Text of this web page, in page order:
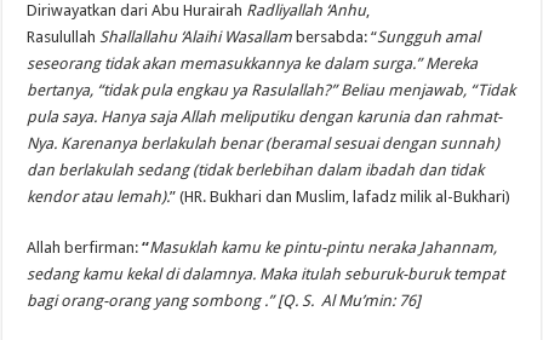
Diriwayatkan dari Abu Hurairah Radliyallah ‘Anhu,
Rasulullah Shallallahu ‘Alaihi Wasallam bersabda: “Sungguh amal
seseorang tidak akan memasukkannya ke dalam surga.” Mereka
bertanya, “tidak pula engkau ya Rasulallah?” Beliau menjawab, “Tidak
pula saya. Hanya saja Allah meliputiku dengan karunia dan rahmat-
Nya. Karenanya berlakulah benar (beramal sesuai dengan sunnah)
dan berlakulah sedang (tidak berlebihan dalam ibadah dan tidak
kendor atau lemah).” (HR. Bukhari dan Muslim, lafadz milik al-Bukhari)
Allah berfirman:“Masuklah kamu ke pintu-pintu neraka Jahannam,
sedang kamu kekal di dalamnya. Maka itulah seburuk-buruk tempat
bagi orang-orang yang sombong .” [Q. S. Al Mu’min: 76]